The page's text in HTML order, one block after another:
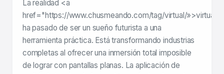
La realidad <a
href="https://www.chusmeando.com/tag/virtual/»>virtual
ha pasado de ser un sueño futurista a una
herramienta práctica. Está transformando industrias
completas al ofrecer una inmersión total imposible
de lograr con pantallas planas. La aplicación de